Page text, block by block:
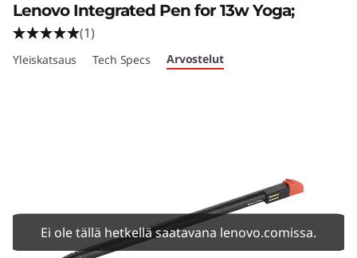
Lenovo Integrated Pen for 13w Yoga;
(1)
Yleiskatsaus Tech Specs Arvostelut
Ei ole tällä hetkellä saatavana lenovo.comissa.